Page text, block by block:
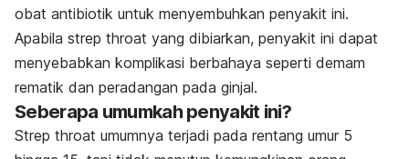
obat antibiotik untuk menyembuhkan penyakit ini.
Apabila strep throat yang dibiarkan, penyakit ini dapat
menyebabkan komplikasi berbahaya seperti demam
rematik dan peradangan pada ginjal.
Seberapa umumkah penyakit ini?
Strep throat umumnya terjadi pada rentang umur 5